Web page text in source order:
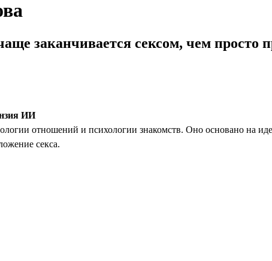
заканчивается сексом, чем просто
ИИ
отношений и психологии знакомств. Оно основано на
секса.